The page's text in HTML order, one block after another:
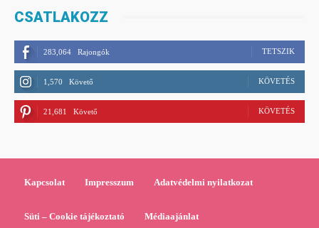
CSATLAKOZZ
283,064 Rajongók TETSZIK
1,570 Követő KÖVETÉS
21,681 Követő KÖVETÉS
Kapcsolat Impresszum Adatvédelmi nyilatkozat
Süti – Cookie tájékoztató Médiaajánlat